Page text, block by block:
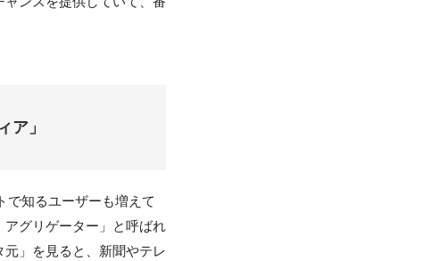
ア」
で知るユーザーも増えて
グリゲーター」と呼ばれ
」を見ると、新聞やテレ